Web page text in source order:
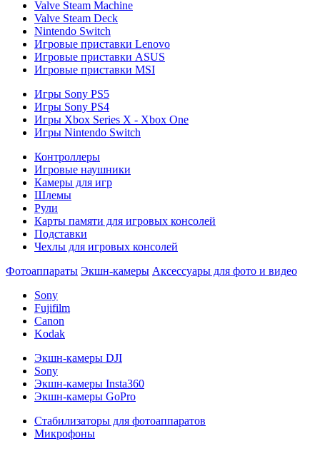
Valve Steam Machine
Valve Steam Deck
Nintendo Switch
Игровые приставки Lenovo
Игровые приставки ASUS
Игровые приставки MSI
Игры Sony PS5
Игры Sony PS4
Игры Xbox Series X - Xbox One
Игры Nintendo Switch
Контроллеры
Игровые наушники
Камеры для игр
Шлемы
Рули
Карты памяти для игровых консолей
Подставки
Чехлы для игровых консолей
Фотоаппараты Экшн-камеры Аксессуары для фото и видео
Sony
Fujifilm
Canon
Kodak
Экшн-камеры DJI
Sony
Экшн-камеры Insta360
Экшн-камеры GoPro
Стабилизаторы для фотоаппаратов
Микрофоны